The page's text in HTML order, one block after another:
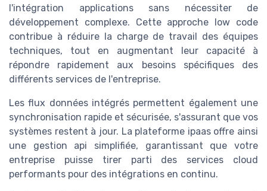
l'intégration applications sans nécessiter de
développement complexe. Cette approche low code
contribue à réduire la charge de travail des équipes
techniques, tout en augmentant leur capacité à
répondre rapidement aux besoins spécifiques des
différents services de l'entreprise.
Les flux données intégrés permettent également une
synchronisation rapide et sécurisée, s'assurant que vos
systèmes restent à jour. La plateforme ipaas offre ainsi
une gestion api simplifiée, garantissant que votre
entreprise puisse tirer parti des services cloud
performants pour des intégrations en continu.